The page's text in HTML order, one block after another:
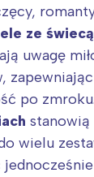
ze
uwagę
po zmroku.
stanowią
wielu